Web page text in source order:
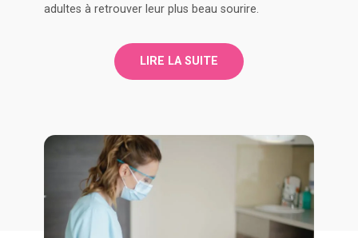
adultes à retrouver leur plus beau sourire.
LIRE LA SUITE